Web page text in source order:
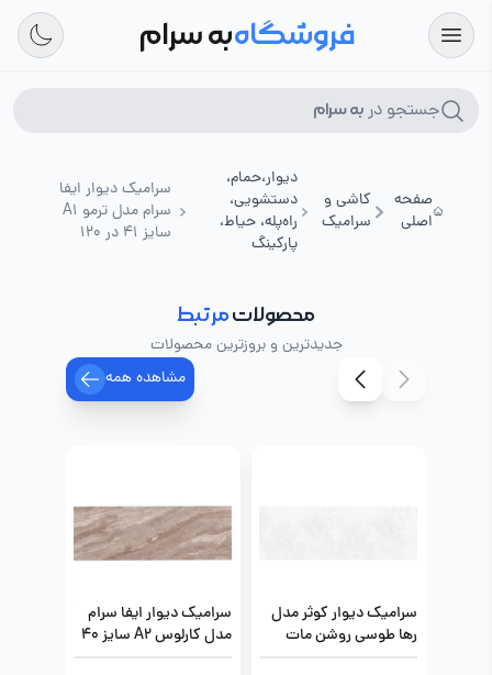
فروشگاهبه سرام
جستجو در به سرام
صفحه
اصلی
کاشی و
سرامیک
دیوار،حمام،
دستشویی،
راه‌پله، حیاط،
پارکینگ
سرامیک دیوار ایفا
سرام مدل ترمو A1
سایز 41 در 120
محصولاتمرتبط
جدیدترین و بروزترین محصولات
مشاهده همه
سرامیک دیوار کوثر مدل
رها طوسی روشن مات
سایز 40 در 120
سرامیک دیوار ایفا سرام
مدل کارلوس A2 سایز 40
در 120